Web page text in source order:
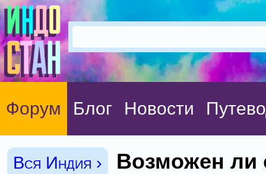
Форум Блог Новости
Вся Индия ›
Возможен ли